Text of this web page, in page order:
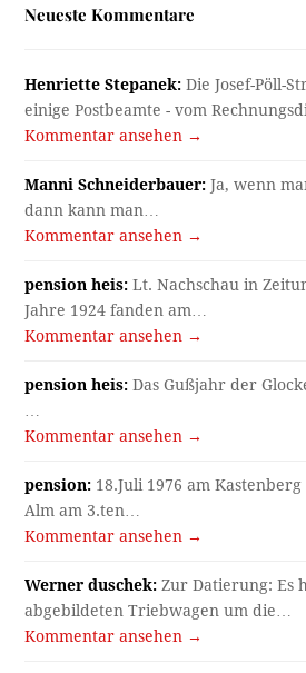
Neueste Kommentare
Henriette Stepanek: Die Josef-Pöll-
einige Postbeamte - vom
Kommentar ansehen →
Manni Schneiderbauer: Ja, wenn
dann kann man…
Kommentar ansehen →
pension heis: Lt. Nachschau in
Jahre 1924 fanden am…
Kommentar ansehen →
pension heis: Das Gußjahr der
…
Kommentar ansehen →
pension: 18.Juli 1976 am
Alm am 3.ten…
Kommentar ansehen →
Werner duschek: Zur Datierung: Es
abgebildeten Triebwagen um die…
Kommentar ansehen →